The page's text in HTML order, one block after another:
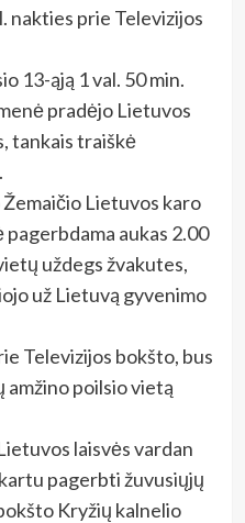
nakties prie Televizijos
13-ąją 1 val. 50 min.
pradėjo Lietuvos
tankais traiškė
Lietuvos karo
aukas 2.00
uždegs žvakutes,
už Lietuvą gyvenimo
Televizijos bokšto, bus
amžino poilsio vietą
laisvės vardan
pagerbti žuvusiųjų
Kryžių kalnelio